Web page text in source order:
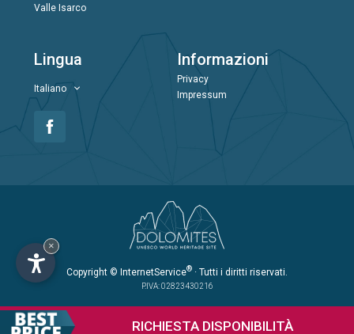
RICHIESTA DISPONIBILITÀ
Valle Isarco
Lingua
Italiano
Informazioni
Privacy
Impressum
Copyright © InternetService® · Tutti i diritti riservati.
P.IVA: 02823430216
×